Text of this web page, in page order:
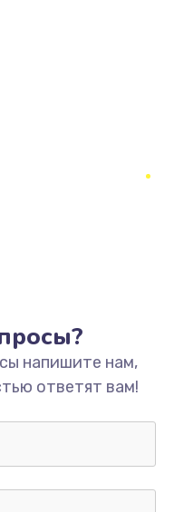
напишите нам,
ответят вам!